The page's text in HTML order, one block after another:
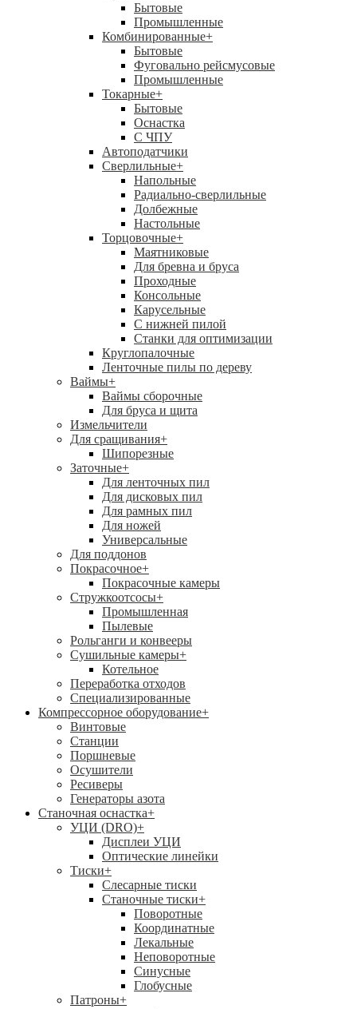
Бытовые
Промышленные
Комбинированные+
Бытовые
Фуговально рейсмусовые
Промышленные
Токарные+
Бытовые
Оснастка
С ЧПУ
Автоподатчики
Сверлильные+
Напольные
Радиально-сверлильные
Долбежные
Настольные
Торцовочные+
Маятниковые
Для бревна и бруса
Проходные
Консольные
Карусельные
С нижней пилой
Станки для оптимизации
Круглопалочные
Ленточные пилы по дереву
Ваймы+
Ваймы сборочные
Для бруса и щита
Измельчители
Для сращивания+
Шипорезные
Заточные+
Для ленточных пил
Для дисковых пил
Для рамных пил
Для ножей
Универсальные
Для поддонов
Покрасочное+
Покрасочные камеры
Стружкоотсосы+
Промышленная
Пылевые
Рольганги и конвееры
Сушильные камеры+
Котельное
Переработка отходов
Специализированные
Компрессорное оборудование+
Винтовые
Станции
Поршневые
Осушители
Ресиверы
Генераторы азота
Станочная оснастка+
УЦИ (DRO)+
Дисплеи УЦИ
Оптические линейки
Тиски+
Слесарные тиски
Станочные тиски+
Поворотные
Координатные
Лекальные
Неповоротные
Синусные
Глобусные
Патроны+